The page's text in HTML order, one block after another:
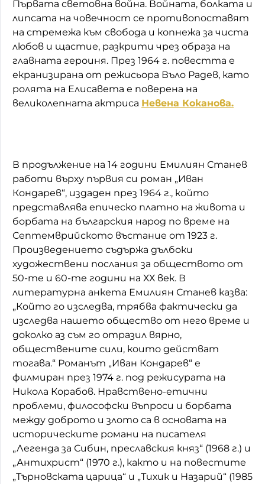
Първата световна война. Войната, болката и
липсата на човечност се противопоставят
на стремежа към свобода и копнежа за чиста
любов и щастие, разкрити чрез образа на
главната героиня. През 1964 г. повестта е
екранизирана от режисьора Въло Радев, като
ролята на Елисавета е поверена на
великолепната актриса Невена Коканова.
В продължение на 14 години Емилиян Станев
работи върху първия си роман „Иван
Кондарев“, издаден през 1964 г., който
представлява епическо платно на живота и
борбата на българския народ по време на
Септемврийското въстание от 1923 г.
Произведението съдържа дълбоки
художествени послания за обществото от
50-те и 60-те години на ХХ век. В
литературна анкета Емилиян Станев казва:
„Който го изследва, трябва фактически да
изследва нашето общество от него време и
доколко аз съм го отразил вярно,
обществените сили, които действат
тогава.“ Романът „Иван Кондарев“ е
филмиран през 1974 г. под режисурата на
Никола Корабов. Нравствено-етични
проблеми, философски въпроси и борбата
между доброто и злото са в основата на
историческите романи на писателя
„Легенда за Сибин, преславския княз“ (1968 г.) и
„Антихрист“ (1970 г.), както и на повестите
„Търновската царица“ и „Тихик и Назарий“ (1985